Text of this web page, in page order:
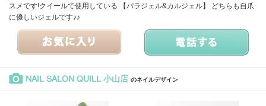
スメです!クイールで使用している 【パラジェル&カルジェル】 どちらも自爪
に優しいジェルです♪♪
NAIL SALON QUILL 小山店 のネイルデザイン